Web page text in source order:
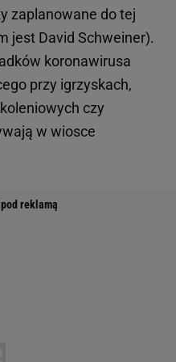
zaplanowane do tej
jest David Schweiner).
koronawirusa
przy igrzyskach,
czy
w wiosce